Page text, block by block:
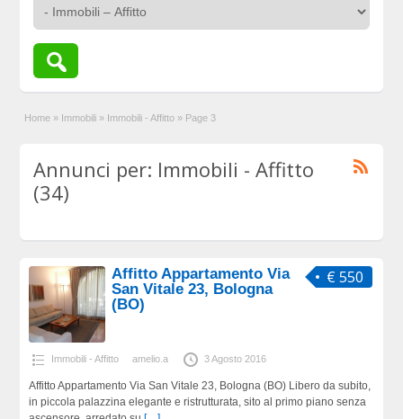
Home » Immobili » Immobili - Affitto » Page 3
Annunci per: Immobili - Affitto
(34)
€ 550
Affitto Appartamento Via
San Vitale 23, Bologna
(BO)
Immobili - Affitto amelio.a 3 Agosto 2016
Affitto Appartamento Via San Vitale 23, Bologna (BO) Libero da subito,
in piccola palazzina elegante e ristrutturata, sito al primo piano senza